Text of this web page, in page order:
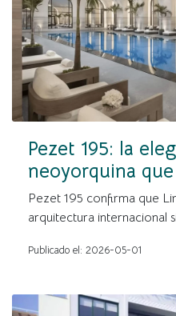
Pezet 195: la
neoyorquina
Pezet 195 confirma que
arquitectura internacional
Publicado el: 2026-05-01